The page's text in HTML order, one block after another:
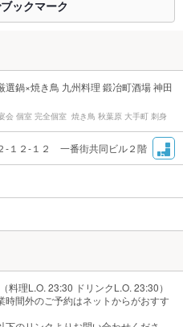
ックマーク
鍋×焼き鳥 九州料理 鍛冶町酒場 神田
会 個室 完全個室 焼き鳥 秋葉原 大手町 刺身
-１２-１２ 一番街共同ビル２階
料理L.O. 23:30 ドリンクL.O. 23:30）
間外のご予約はネットからがおすす